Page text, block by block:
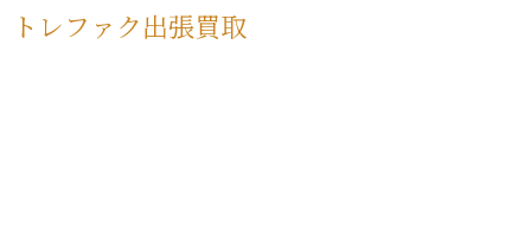
トレファク出張買取